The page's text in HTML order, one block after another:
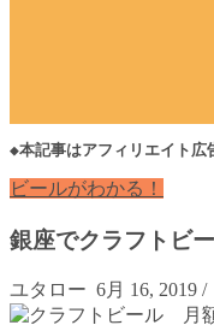
◆本記事はアフィリエイト広
ビールがわかる！
銀座でクラフトビ
ユタロー 6月 16, 2019 /